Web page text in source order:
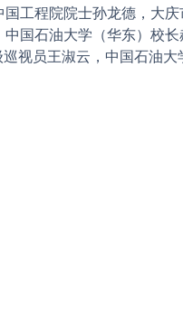
工程院院士孙龙德，大庆
国石油大学（华东）校
视员王淑云，中国石油